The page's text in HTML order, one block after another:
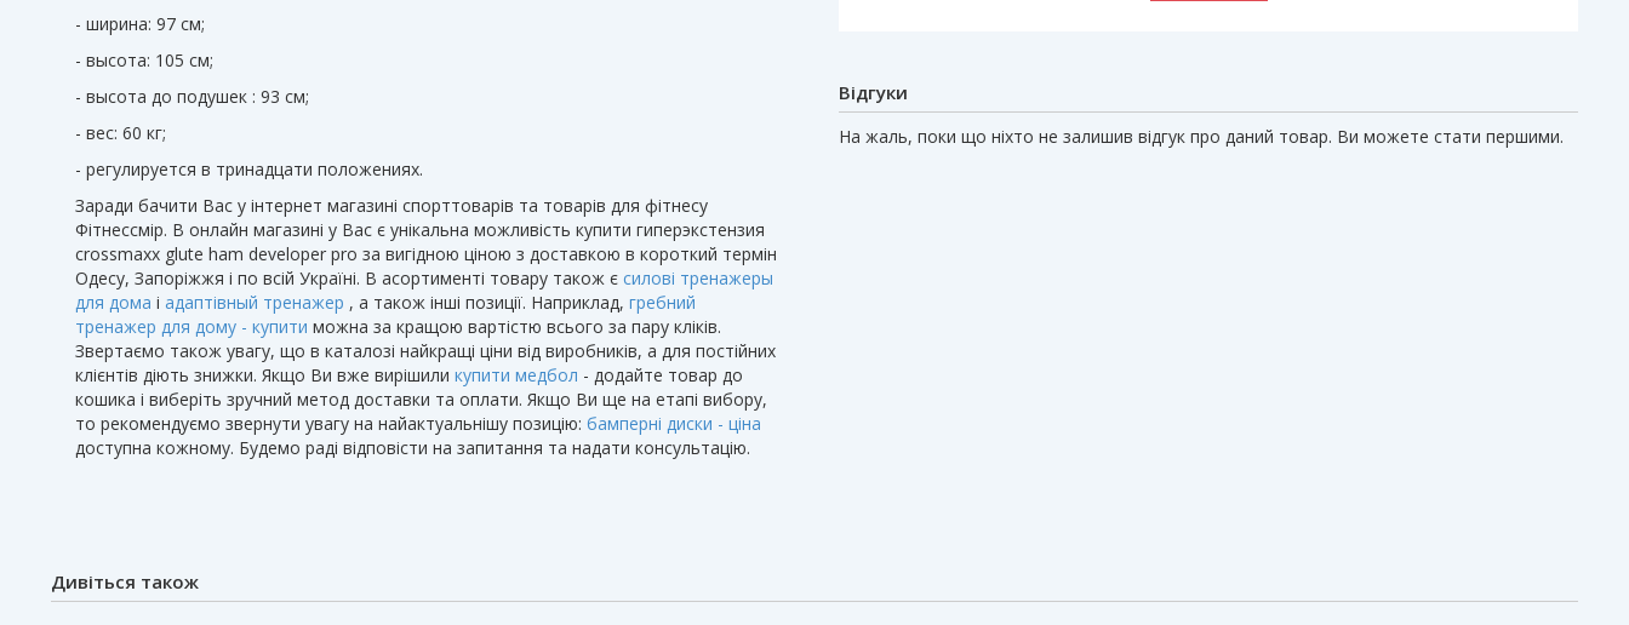
- ширина: 97 см;
- высота: 105 см;
- высота до подушек : 93 см;
- вес: 60 кг;
- регулируется в тринадцати положениях.
Заради бачити Вас у інтернет магазині спорттоварів та товарів для фітнесу
Фітнессмір. В онлайн магазині у Вас є унікальна можливість купити гиперэкстензия
crossmaxx glute ham developer pro за вигідною ціною з доставкою в короткий термін
Одесу, Запоріжжя і по всій Україні. В асортименті товару також є силові тренажеры
для дома і адаптівный тренажер , а також інші позиції. Наприклад, гребний
тренажер для дому - купити можна за кращою вартістю всього за пару кліків.
Звертаємо також увагу, що в каталозі найкращі ціни від виробників, а для постійних
клієнтів діють знижки. Якщо Ви вже вирішили купити медбол - додайте товар до
кошика і виберіть зручний метод доставки та оплати. Якщо Ви ще на етапі вибору,
то рекомендуємо звернути увагу на найактуальнішу позицію: бамперні диски - ціна
доступна кожному. Будемо раді відповісти на запитання та надати консультацію.
Відгуки
На жаль, поки що ніхто не залишив відгук про даний товар. Ви можете стати першими.
Дивіться також